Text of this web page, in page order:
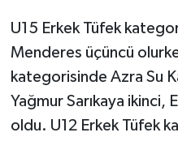
U15 Erkek Tüfek
Menderes üçüncü
kategorisinde Azra Su
Yağmur Sarıkaya ikinci,
oldu. U12 Erkek Tüfek